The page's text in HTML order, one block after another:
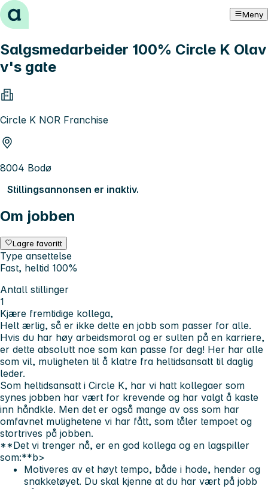
Hopp til innhold Meny
Salgsmedarbeider 100% Circle K Olav
v's gate
Circle K NOR Franchise
8004 Bodø
Stillingsannonsen er inaktiv.
Om jobben
Lagre favoritt
Type ansettelse
Fast, heltid 100%
Antall stillinger
1
Kjære fremtidige kollega,
Helt ærlig, så er ikke dette en jobb som passer for alle.
Hvis du har høy arbeidsmoral og er sulten på en karriere,
er dette absolutt noe som kan passe for deg! Her har alle
som vil, muligheten til å klatre fra heltidsansatt til daglig
leder.
Som heltidsansatt i Circle K, har vi hatt kollegaer som
synes jobben har vært for krevende og har valgt å kaste
inn håndkle. Men det er også mange av oss som har
omfavnet mulighetene vi har fått, som tåler tempoet og
stortrives på jobben.
**Det vi trenger nå, er en god kollega og en lagspiller
som:**b>
Motiveres av et høyt tempo, både i hode, hender og
snakketøyet. Du skal kjenne at du har vært på jobb